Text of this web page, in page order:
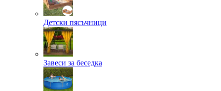
Детски пясъчници
Завеси за беседка